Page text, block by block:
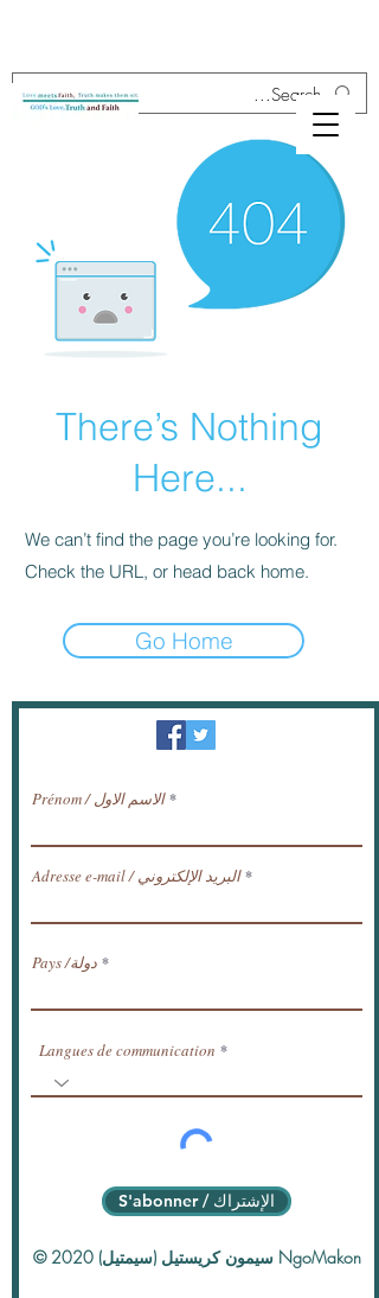
There’s Nothing
Here...
We can’t find the page you’re looking for.
Check the URL, or head back home.
Go Home
النشرة الإخبارية / تلقي الأخبار عبر البريد
Prénom / الاسم الاول
Adresse e-mail / البريد الإلكتروني
Pays /دولة
Langues de communication
S'abonner / الإشتراك
© 2020 سيمون كريستيل (سيمتيل) NgoMakon